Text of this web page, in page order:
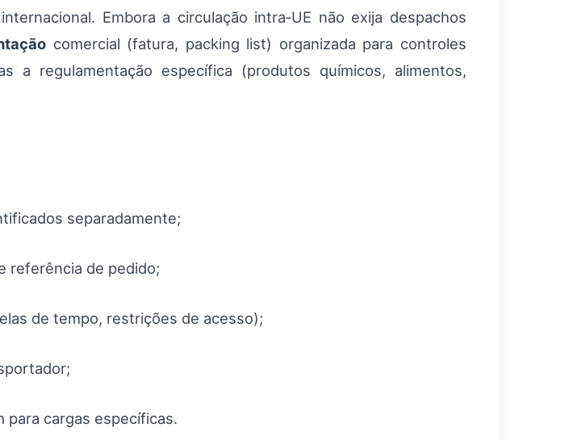
Embora a circulação intra‑UE não exija despachos
comercial (fatura, packing list) organizada para controles
a regulamentação específica (produtos químicos, alimentos,
separadamente;
referência de pedido;
de tempo, restrições de acesso);
para cargas específicas.